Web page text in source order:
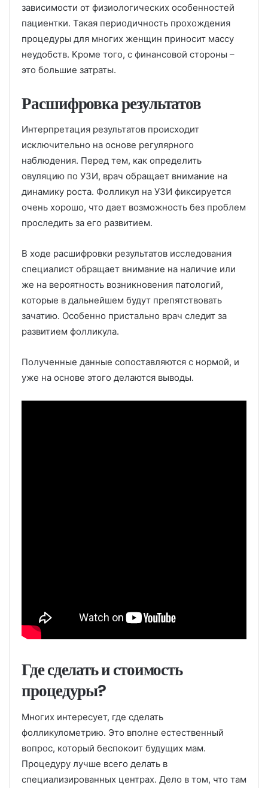
зависимости от физиологических особенностей
пациентки. Такая периодичность прохождения
процедуры для многих женщин приносит массу
неудобств. Кроме того, с финансовой стороны –
это большие затраты.
Расшифровка результатов
Интерпретация результатов происходит
исключительно на основе регулярного
наблюдения. Перед тем, как определить
овуляцию по УЗИ, врач обращает внимание на
динамику роста. Фолликул на УЗИ фиксируется
очень хорошо, что дает возможность без проблем
проследить за его развитием.
В ходе расшифровки результатов исследования
специалист обращает внимание на наличие или
же на вероятность возникновения патологий,
которые в дальнейшем будут препятствовать
зачатию. Особенно пристально врач следит за
развитием фолликула.
Полученные данные сопоставляются с нормой, и
уже на основе этого делаются выводы.
Где сделать и стоимость
процедуры?
Многих интересует, где сделать
фолликулометрию. Это вполне естественный
вопрос, который беспокоит будущих мам.
Процедуру лучше всего делать в
специализированных центрах. Дело в том, что там